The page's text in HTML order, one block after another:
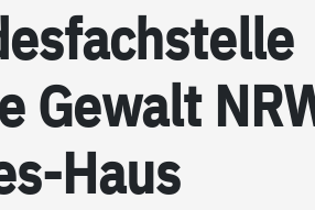
Ge­walt
Haus